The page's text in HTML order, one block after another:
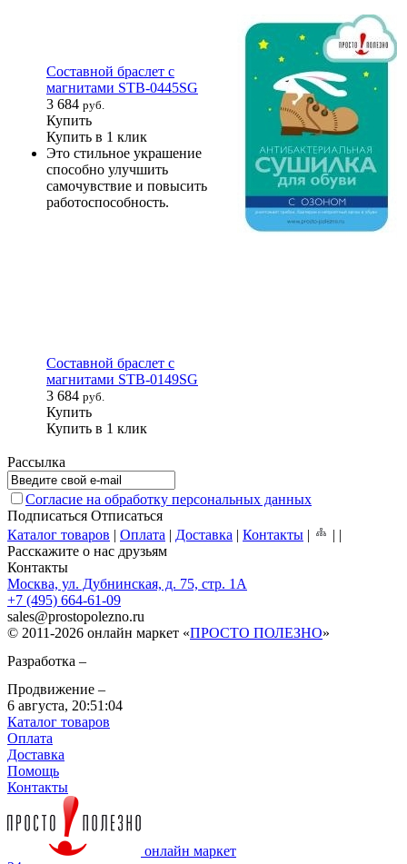
Составной браслет с
магнитами STB-0445SG
3 684 руб.
Купить
Купить в 1 клик
Это стильное украшение
способно улучшить
самочувствие и повысить
работоспособность.
Составной браслет с
магнитами STB-0149SG
3 684 руб.
Купить
Купить в 1 клик
Рассылка
Согласие на обработку персональных данных
Подписаться Отписаться
Каталог товаров | Оплата | Доставка | Контакты | | |
Расскажите о нас друзьям
Контакты
Москва, ул. Дубнинская, д. 75, стр. 1А
+7 (495) 664-61-09
sales@prostopolezno.ru
© 2011-2026 онлайн маркет «ПРОСТО ПОЛЕЗНО»
Разработка –
Продвижение –
6 августа, 20:51:04
Каталог товаров
Оплата
Доставка
Помощь
Контакты
онлайн маркет